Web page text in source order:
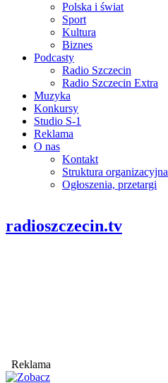
Polska i świat
Sport
Kultura
Biznes
Podcasty
Radio Szczecin
Radio Szczecin Extra
Muzyka
Konkursy
Studio S-1
Reklama
O nas
Kontakt
Struktura organizacyjna
Ogłoszenia, przetargi
radioszczecin.tv
Reklama